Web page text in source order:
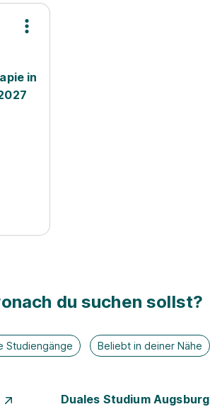
in
du suchen sollst?
Studiengänge Beliebt in deiner Nähe
Duales Studium Augsburg